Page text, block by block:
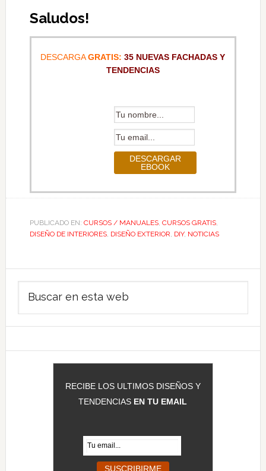
Saludos!
DESCARGAGRATIS: 35 NUEVAS FACHADAS Y
TENDENCIAS
PUBLICADO EN: CURSOS / MANUALES, CURSOS GRATIS,
DISEÑO DE INTERIORES, DISEÑO EXTERIOR, DIY, NOTICIAS
Barra
lateral
principal
RECIBE LOS ULTIMOS DISEÑOS Y
TENDENCIAS EN TU EMAIL